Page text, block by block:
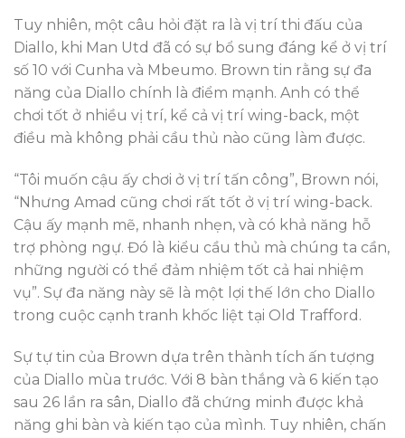
Tuy nhiên, một câu hỏi đặt ra là vị trí thi đấu của
Diallo, khi Man Utd đã có sự bổ sung đáng kể ở vị trí
số 10 với Cunha và Mbeumo. Brown tin rằng sự đa
năng của Diallo chính là điểm mạnh. Anh có thể
chơi tốt ở nhiều vị trí, kể cả vị trí wing-back, một
điều mà không phải cầu thủ nào cũng làm được.
“Tôi muốn cậu ấy chơi ở vị trí tấn công”, Brown nói,
“Nhưng Amad cũng chơi rất tốt ở vị trí wing-back.
Cậu ấy mạnh mẽ, nhanh nhẹn, và có khả năng hỗ
trợ phòng ngự. Đó là kiểu cầu thủ mà chúng ta cần,
những người có thể đảm nhiệm tốt cả hai nhiệm
vụ”. Sự đa năng này sẽ là một lợi thế lớn cho Diallo
trong cuộc cạnh tranh khốc liệt tại Old Trafford.
Sự tự tin của Brown dựa trên thành tích ấn tượng
của Diallo mùa trước. Với 8 bàn thắng và 6 kiến tạo
sau 26 lần ra sân, Diallo đã chứng minh được khả
năng ghi bàn và kiến tạo của mình. Tuy nhiên, chấn